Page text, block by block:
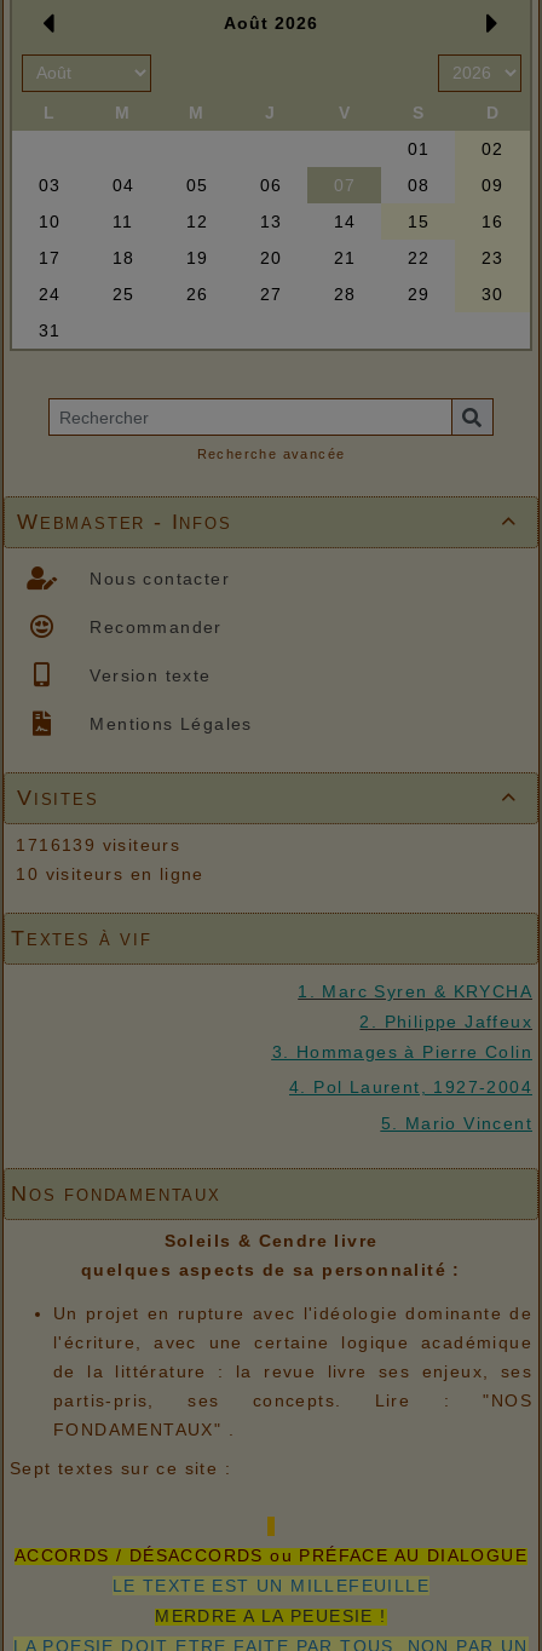
Recherche avancée

Webmaster - Infos
Nous contacter
Recommander
Version texte
Mentions Légales

Visites
1716139 visiteurs
10 visiteurs en ligne
Textes à vif
1. Marc Syren & KRYCHA
2. Philippe Jaffeux
3. Hommages à Pierre Colin
4. Pol Laurent, 1927-2004
5. Mario Vincent
Nos fondamentaux
Soleils & Cendre livre
quelques aspects de sa personnalité :
Un projet en rupture avec l'idéologie dominante de
l'écriture, avec une certaine logique académique
de la littérature : la revue livre ses enjeux, ses
partis-pris, ses concepts. Lire : "NOS
FONDAMENTAUX" .
Sept textes sur ce site :
ACCORDS / DÉSACCORDS ou PRÉFACE AU DIALOGUE
LE TEXTE EST UN MILLEFEUILLE
MERDRE A LA PEUESIE !
LA POESIE DOIT ETRE FAITE PAR TOUS, NON PAR UN